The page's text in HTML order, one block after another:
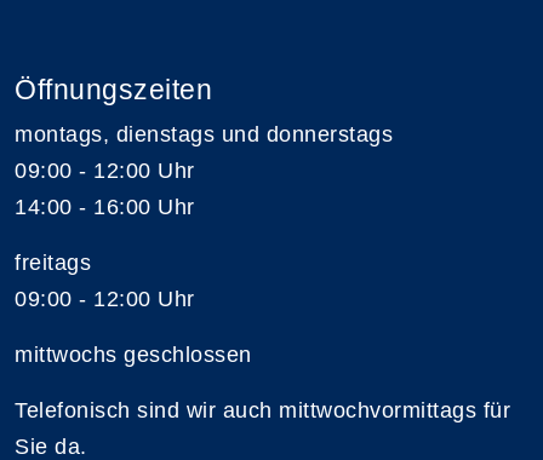
Öffnungszeiten
montags, dienstags und donnerstags
09:00 - 12:00 Uhr
14:00 - 16:00 Uhr
freitags
09:00 - 12:00 Uhr
mittwochs geschlossen
Telefonisch sind wir auch mittwochvormittags für
Sie da.